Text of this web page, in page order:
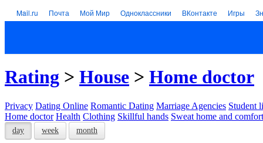
Mail.ru Почта Мой Мир Одноклассники ВКонтакте Игры
Rating > House > Home doctor
Privacy Dating Online Romantic Dating Marriage Agencies Student
Home doctor Health Clothing Skillful hands Sweat home and comfort
day week month